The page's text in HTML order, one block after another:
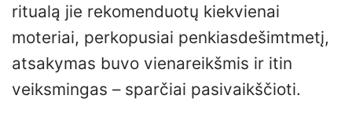
ritualą jie rekomenduotų kiekvienai
moteriai, perkopusiai penkiasdešimtmetį,
atsakymas buvo vienareikšmis ir itin
veiksmingas – sparčiai pasivaikščioti.